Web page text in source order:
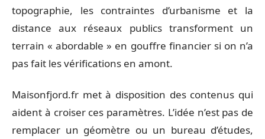
topographie, les contraintes d’urbanisme et la
distance aux réseaux publics transforment un
terrain « abordable » en gouffre financier si on n’a
pas fait les vérifications en amont.
Maisonfjord.fr met à disposition des contenus qui
aident à croiser ces paramètres. L’idée n’est pas de
remplacer un géomètre ou un bureau d’études,